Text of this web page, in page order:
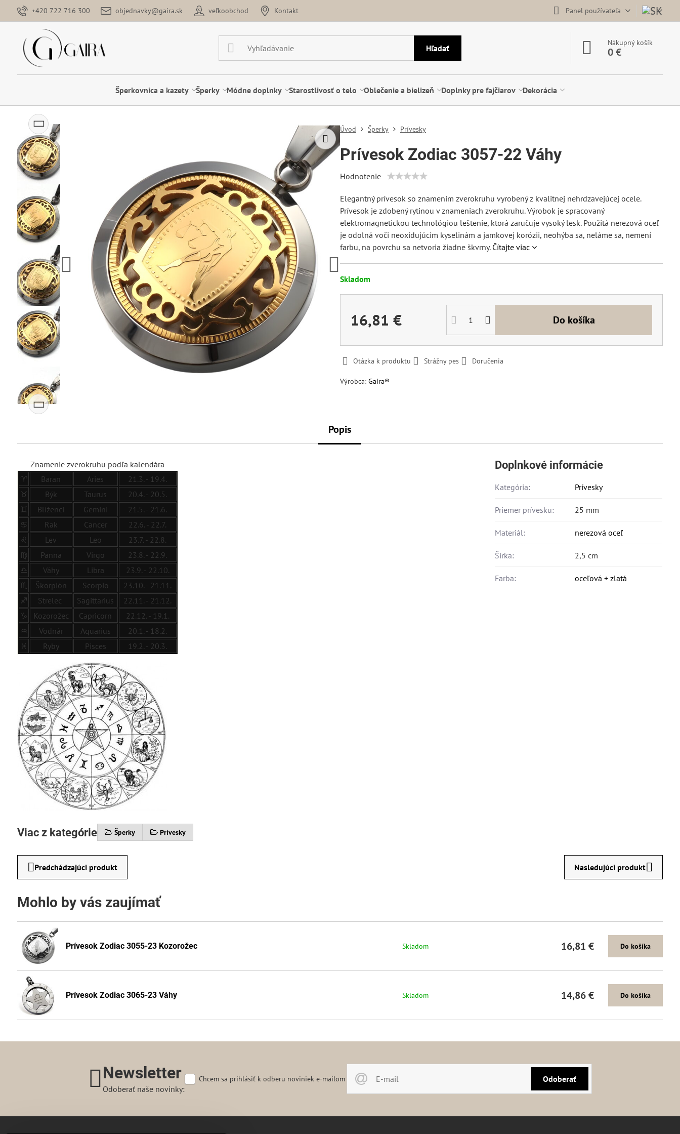
+420 722 716 300 objednavky@gaira.sk veľkoobchod Kontakt Panel používateľa
Hľadať
Nákupný košík
0 €
Šperkovnica a kazety Šperky Módne doplnky Starostlivosť o telo Oblečenie a bielizeň Doplnky pre fajčiarov Dekorácia
Úvod Šperky Prívesky
Prívesok Zodiac 3057-22 Váhy
Hodnotenie
Elegantný prívesok so znamením zverokruhu vyrobený z kvalitnej nehrdzavejúcej ocele.
Prívesok je zdobený rytinou v znameniach zverokruhu. Výrobok je spracovaný
elektromagnetickou technológiou leštenie, ktorá zaručuje vysoký lesk. Použitá nerezová oceľ
je odolná voči neoxidujúcim kyselinám a jamkovej korózii, neohýba sa, neláme sa, nemení
farbu, na povrchu sa netvoria žiadne škvrny. Čítajte viac
Skladom
16,81 € Do košíka
Otázka k produktu Strážny pes Doručenia
Výrobca: Gaira®
Popis
Znamenie zverokruhu podľa kalendára
♈
Baran Aries
21.3. - 19.4.
♉
Býk Taurus
20.4. - 20.5.
♊
Blíženci Gemini
21.5. - 21.6.
♋
Rak Cancer
22.6. - 22.7.
♌
Lev Leo
23.7. - 22.8.
♍
Panna Virgo
23.8. - 22.9.
♎
Váhy Libra
23.9. - 22.10.
♏
Škorpión Scorpio
23.10. - 21.11.
♐
Strelec Sagittarius
22.11. - 21.12.
♑
Kozorožec Capricorn
22.12. - 19.1.
♒
Vodnár Aquarius
20.1. - 18.2.
♓
Ryby Pisces 19.2. - 20.3.
Viac z kategórie Šperky Prívesky
Doplnkové informácie
Kategória: Prívesky
Priemer prívesku: 25 mm
Materiál: nerezová oceľ
Šírka: 2,5 cm
Farba: oceľová + zlatá
Predchádzajúci produkt Nasledujúci produkt
Mohlo by vás zaujímať
Prívesok Zodiac 3055-23 Kozorožec Skladom 16,81 € Do košíka
Prívesok Zodiac 3065-23 Váhy Skladom 14,86 € Do košíka
Newsletter
Odoberať naše novinky:
Odoberať
Chcem sa prihlásiť k odberu noviniek e-mailom